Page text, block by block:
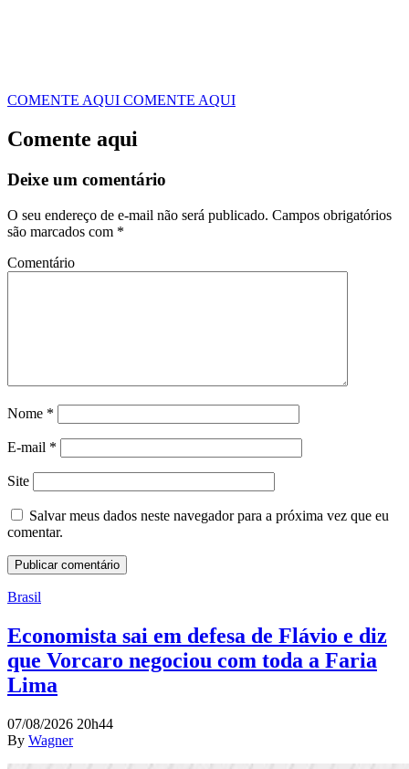
COMENTE AQUI COMENTE AQUI
Comente aqui
Deixe um comentário
O seu endereço de e-mail não será publicado. Campos obrigatórios
são marcados com *
Comentário
Nome *
E-mail *
Site
Salvar meus dados neste navegador para a próxima vez que eu
comentar.
Brasil
Economista sai em defesa de Flávio e diz
que Vorcaro negociou com toda a Faria
Lima
07/08/2026 20h44
By Wagner